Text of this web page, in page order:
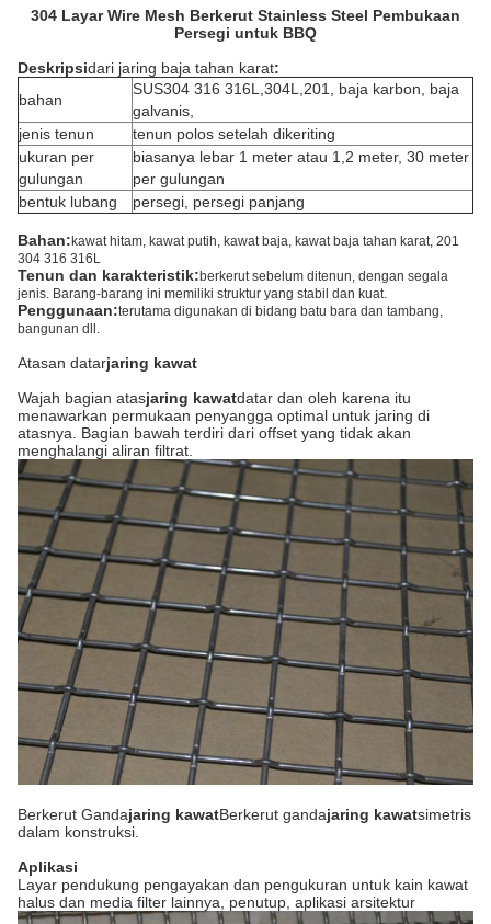
304 Layar Wire Mesh Berkerut Stainless Steel Pembukaan
Persegi untuk BBQ
Deskripsidari jaring baja tahan karat:
bahan
SUS304 316 316L,304L,201, baja karbon, baja
galvanis,
jenis tenun
tenun polos setelah dikeriting
ukuran per
gulungan
biasanya lebar 1 meter atau 1,2 meter, 30 meter
per gulungan
bentuk lubang
persegi, persegi panjang
Bahan: kawat hitam, kawat putih, kawat baja, kawat baja tahan karat, 201
304 316 316L
Tenun dan karakteristik:berkerut sebelum ditenun, dengan segala
jenis. Barang-barang ini memiliki struktur yang stabil dan kuat.
Penggunaan:terutama digunakan di bidang batu bara dan tambang,
bangunan dll.
Atasan datarjaring kawat
Wajah bagian atasjaring kawatdatar dan oleh karena itu
menawarkan permukaan penyangga optimal untuk jaring di
atasnya. Bagian bawah terdiri dari offset yang tidak akan
menghalangi aliran filtrat.
Berkerut Gandajaring kawatBerkerut gandajaring kawatsimetris
dalam konstruksi.
Aplikasi
Layar pendukung pengayakan dan pengukuran untuk kain kawat
halus dan media filter lainnya, penutup, aplikasi arsitektur